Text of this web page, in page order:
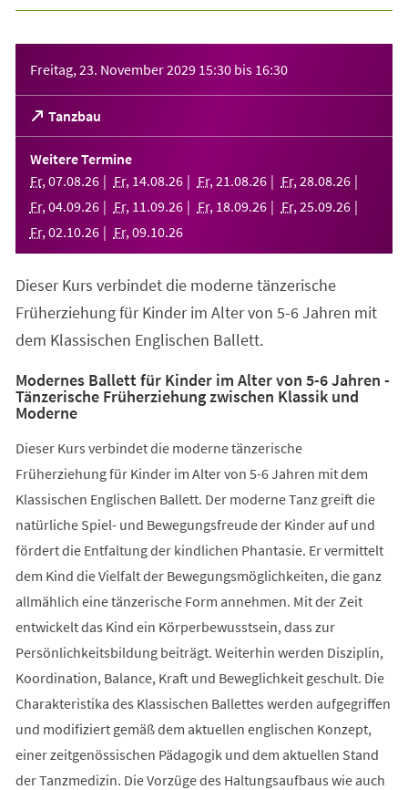
Freitag, 23. November 2029 15:30 bis 16:30
Tanzbau
(Öffnet
in
einem
neuen
Tab)
Weitere Termine
Fr, 07.08.26 Fr, 14.08.26 Fr, 21 .08.26 Fr, 28.08.26
Fr, 04.09.26 Fr, 11 .09.26 Fr, 18.09.26 Fr, 25.09.26
Fr, 02.10.26 Fr, 09.10.26
Dieser Kurs verbindet die moderne tänzerische
Früherziehung für Kinder im Alter von 5-6 Jahren mit
dem Klassischen Englischen Ballett.
Modernes Ballett für Kinder im Alter von 5-6 Jahren -
Tänzerische Früherziehung zwischen Klassik und
Moderne
Dieser Kurs verbindet die moderne tänzerische
Früherziehung für Kinder im Alter von 5-6 Jahren mit dem
Klassischen Englischen Ballett. Der moderne Tanz greift die
natürliche Spiel- und Bewegungsfreude der Kinder auf und
fördert die Entfaltung der kindlichen Phantasie. Er vermittelt
dem Kind die Vielfalt der Bewegungsmöglichkeiten, die ganz
allmählich eine tänzerische Form annehmen. Mit der Zeit
entwickelt das Kind ein Körperbewusstsein, dass zur
Persönlichkeitsbildung beiträgt. Weiterhin werden Disziplin,
Koordination, Balance, Kraft und Beweglichkeit geschult. Die
Charakteristika des Klassischen Ballettes werden aufgegriffen
und modifiziert gemäß dem aktuellen englischen Konzept,
einer zeitgenössischen Pädagogik und dem aktuellen Stand
der Tanzmedizin. Die Vorzüge des Haltungsaufbaus wie auch